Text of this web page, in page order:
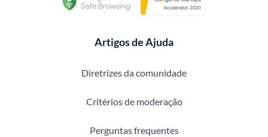
Artigos de Ajuda
Diretrizes da comunidade
Critérios de moderação
Perguntas frequentes